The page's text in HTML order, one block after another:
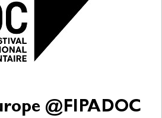
@FIPADOC